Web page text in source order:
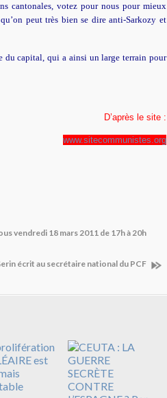
cantonales, votez pour nous pour mieux
peut très bien se dire anti-Sarkozy et
du capital, qui a ainsi un large terrain pour
D’après le site :
www.sitecommunistes.org
vendredi 18 mars 2011 de 17h à 20h
écrit au secrétaire national du PCF